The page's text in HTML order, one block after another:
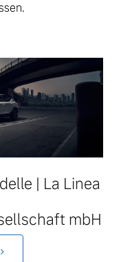
Sie uns
unsere
| La Linea
mbH